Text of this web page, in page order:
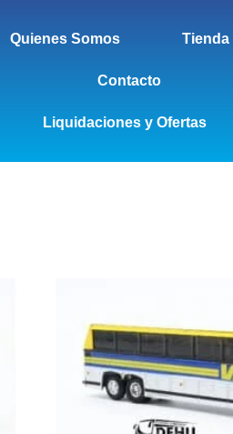
Quienes Somos Tienda
Contacto
Liquidaciones y Ofertas